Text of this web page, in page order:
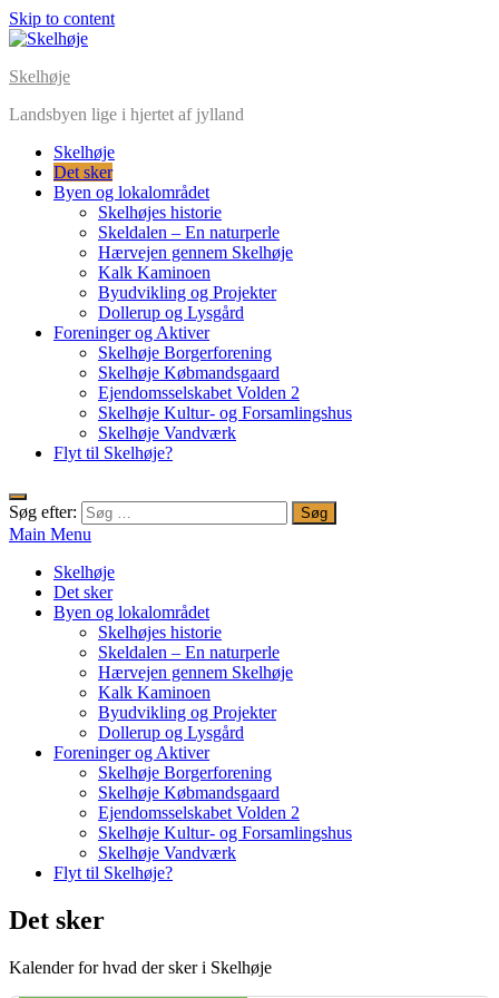
Skip to content
Skelhøje
Landsbyen lige i hjertet af jylland
Skelhøje
Det sker
Byen og lokalområdet
Skelhøjes historie
Skeldalen – En naturperle
Hærvejen gennem Skelhøje
Kalk Kaminoen
Byudvikling og Projekter
Dollerup og Lysgård
Foreninger og Aktiver
Skelhøje Borgerforening
Skelhøje Købmandsgaard
Ejendomsselskabet Volden 2
Skelhøje Kultur- og Forsamlingshus
Skelhøje Vandværk
Flyt til Skelhøje?
Søg efter:
Main Menu
Skelhøje
Det sker
Byen og lokalområdet
Skelhøjes historie
Skeldalen – En naturperle
Hærvejen gennem Skelhøje
Kalk Kaminoen
Byudvikling og Projekter
Dollerup og Lysgård
Foreninger og Aktiver
Skelhøje Borgerforening
Skelhøje Købmandsgaard
Ejendomsselskabet Volden 2
Skelhøje Kultur- og Forsamlingshus
Skelhøje Vandværk
Flyt til Skelhøje?
Det sker
Kalender for hvad der sker i Skelhøje